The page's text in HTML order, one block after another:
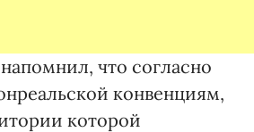
что согласно
конвенциям,
которой